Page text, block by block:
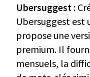
Ubersuggest :
Ubersuggest est
propose une
premium. Il
mensuels, la